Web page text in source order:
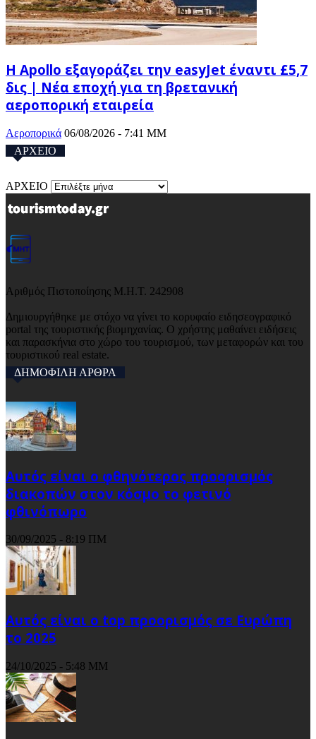
Η Apollo εξαγοράζει την easyJet έναντι £5,7
δις | Νέα εποχή για τη βρετανική
αεροπορική εταιρεία
Αεροπορικά 06/08/2026 - 7:41 ΜΜ
ΑΡΧΕΙΟ
ΑΡΧΕΙΟ
Αριθμός Πιστοποίησης Μ.Η.Τ. 242908
Δημιουργήθηκε με στόχο να γίνει το κορυφαίο ειδησεογραφικό
portal της τουριστικής βιομηχανίας. Ο χρήστης μαθαίνει ειδήσεις
και παρασκήνια στο χώρο του τουρισμού, των μεταφορών και του
τουριστικού real estate.
ΔΗΜΟΦΙΛΗ ΑΡΘΡΑ
Αυτός είναι ο φθηνότερος προορισμός
διακοπών στον κόσμο το φετινό
φθινόπωρο
30/09/2025 - 8:19 ΠΜ
Αυτός είναι ο top προορισμός σε Ευρώπη
το 2025
24/10/2025 - 5:48 ΜΜ